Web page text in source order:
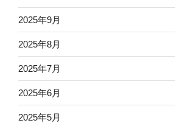
2025年9月
2025年8月
2025年7月
2025年6月
2025年5月